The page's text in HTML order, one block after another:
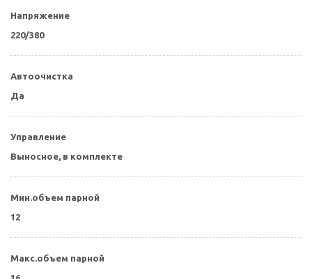
Напряжение
220/380
Автоочистка
Да
Управление
Выносное, в комплекте
Мин.объем парной
12
Макс.объем парной